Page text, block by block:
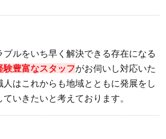
ルをいち早く解決できる存在になる
験豊富なスタッフがお伺いし対応いた
人はこれからも地域とともに発展をし
いきたいと考えております。